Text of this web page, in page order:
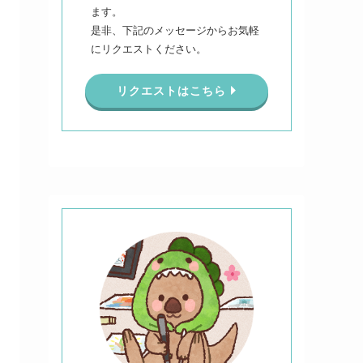
ます。
是非、下記のメッセージからお気軽
にリクエストください。
リクエストはこちら